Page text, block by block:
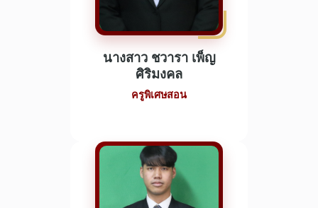
นางสาว ชวารา เพ็ญ
ศิริมงคล
ครูพิเศษสอน